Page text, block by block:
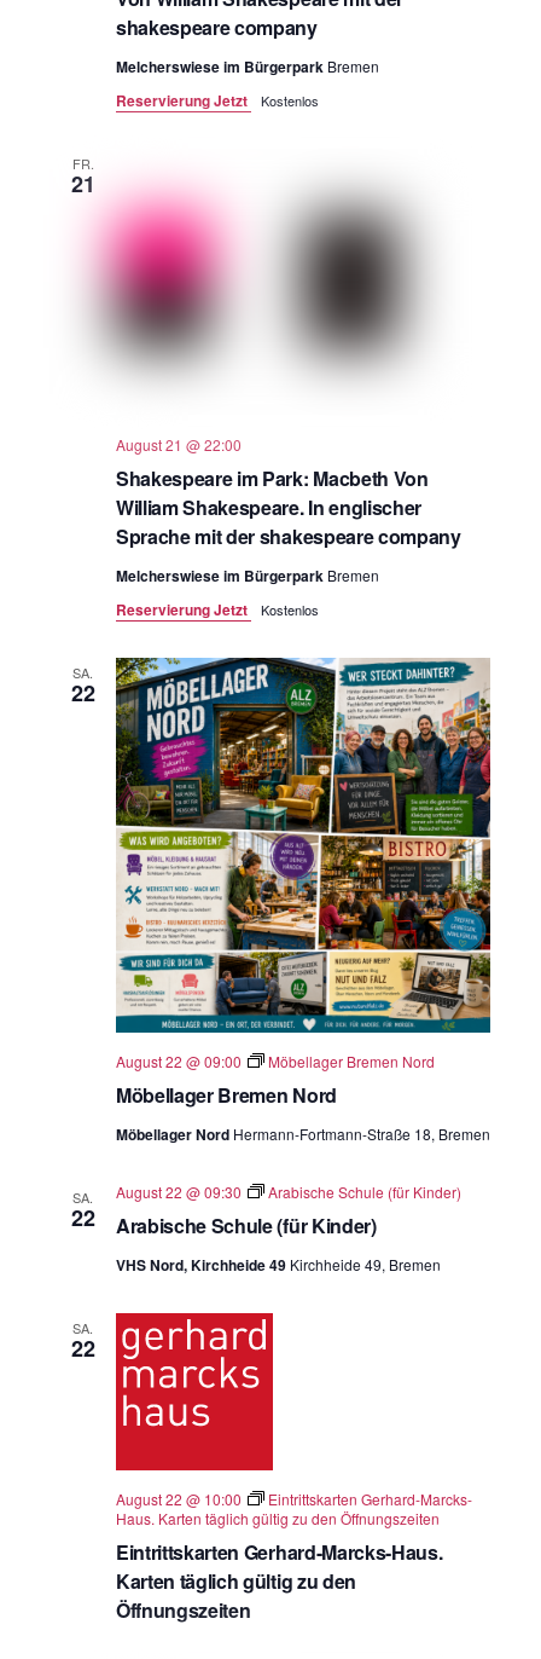
shakespeare company
Melcherswiese im Bürgerpark Bremen
Reservierung Jetzt Kostenlos
FR.
21
Shakespeare im Park: Macbeth Von
William Shakespeare. In englischer
Sprache mit der shakespeare company
August 21 @ 22:00
Melcherswiese im Bürgerpark Bremen
Reservierung Jetzt Kostenlos
SA.
22
Möbellager Bremen Nord
August 22 @ 09:00 Möbellager Bremen Nord
Möbellager Nord Hermann-Fortmann-Straße 18, Bremen
SA.
22 Arabische Schule (für Kinder)
August 22 @ 09:30 Arabische Schule (für Kinder)
VHS Nord, Kirchheide 49 Kirchheide 49, Bremen
SA.
22
Eintrittskarten Gerhard-Marcks-Haus.
Karten täglich gültig zu den
Öffnungszeiten
August 22 @ 10:00
Eintrittskarten Gerhard-Marcks-
Haus. Karten täglich gültig zu den Öffnungszeiten